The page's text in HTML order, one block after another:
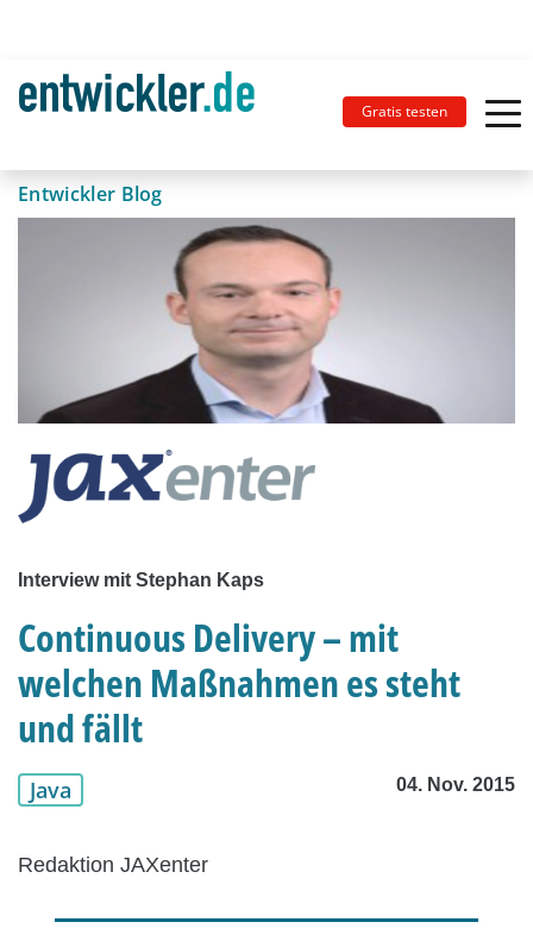
Gratis testen
Entwickler Blog
Interview mit Stephan Kaps
Continuous Delivery – mit
welchen Maßnahmen es steht
und fällt
Java 04. Nov. 2015
Redaktion JAXenter